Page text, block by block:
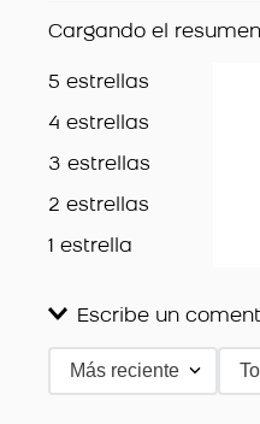
Cargando el
5 estrellas
4 estrellas
3 estrellas
2 estrellas
1 estrella
Escribe un
Agregar
Más reciente